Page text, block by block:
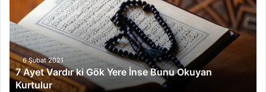
Gök
Yere
İnse
Bunu
Okuyan
Kurtulur
6 Şubat 2021
7 Ayet Vardır ki Gök Yere İnse Bunu Okuyan
Kurtulur